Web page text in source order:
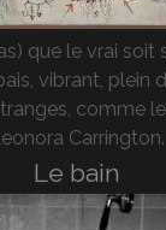
que le vrai soit
vibrant, plein
comme
Carrington.
Le bain